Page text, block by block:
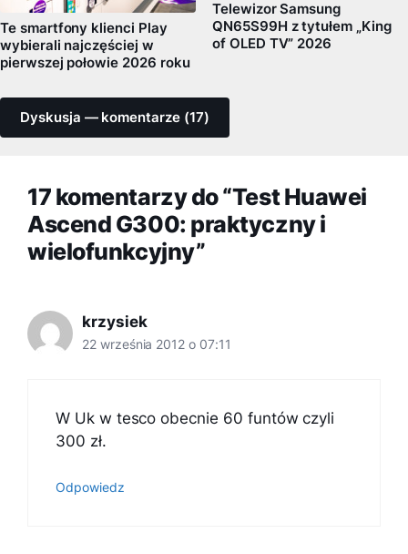
Te smartfony klienci Play
wybierali najczęściej w
pierwszej połowie 2026 roku
Telewizor Samsung
QN65S99H z tytułem „King
of OLED TV” 2026
Dyskusja — komentarze (17)
17 komentarzy do “Test Huawei
Ascend G300: praktyczny i
wielofunkcyjny”
krzysiek
22 września 2012 o 07:11
W Uk w tesco obecnie 60 funtów czyli
300 zł.
Odpowiedz